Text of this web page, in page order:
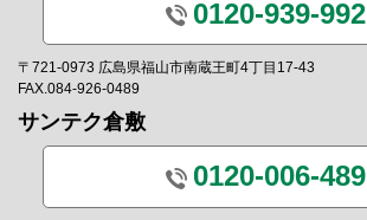
0120-939-992
〒721-0973 広島県福山市南蔵王町4丁目17-43
FAX.084-926-0489
サンテク倉敷
0120-006-489